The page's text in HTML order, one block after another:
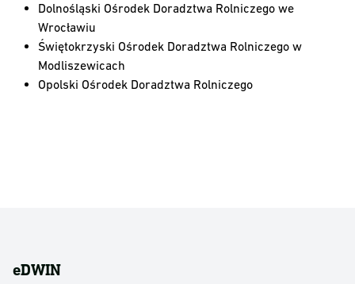
Dolnośląski Ośrodek Doradztwa Rolniczego we
Wrocławiu
Świętokrzyski Ośrodek Doradztwa Rolniczego w
Modliszewicach
Opolski Ośrodek Doradztwa Rolniczego
eDWIN